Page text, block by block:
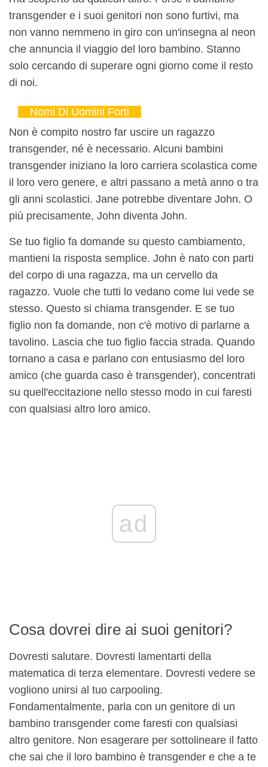
transgender e i suoi genitori non sono furtivi, ma
non vanno nemmeno in giro con un'insegna al neon
che annuncia il viaggio del loro bambino. Stanno
solo cercando di superare ogni giorno come il resto
di noi.
Nomi Di Uomini Forti
Non è compito nostro far uscire un ragazzo
transgender, né è necessario. Alcuni bambini
transgender iniziano la loro carriera scolastica come
il loro vero genere, e altri passano a metà anno o tra
gli anni scolastici. Jane potrebbe diventare John. O
più precisamente, John diventa John.
Se tuo figlio fa domande su questo cambiamento,
mantieni la risposta semplice. John è nato con parti
del corpo di una ragazza, ma un cervello da
ragazzo. Vuole che tutti lo vedano come lui vede se
stesso. Questo si chiama transgender. E se tuo
figlio non fa domande, non c'è motivo di parlarne a
tavolino. Lascia che tuo figlio faccia strada. Quando
tornano a casa e parlano con entusiasmo del loro
amico (che guarda caso è transgender), concentrati
su quell'eccitazione nello stesso modo in cui faresti
con qualsiasi altro loro amico.
ad
Cosa dovrei dire ai suoi genitori?
Dovresti salutare. Dovresti lamentarti della
matematica di terza elementare. Dovresti vedere se
vogliono unirsi al tuo carpooling.
Fondamentalmente, parla con un genitore di un
bambino transgender come faresti con qualsiasi
altro genitore. Non esagerare per sottolineare il fatto
che sai che il loro bambino è transgender e che a te